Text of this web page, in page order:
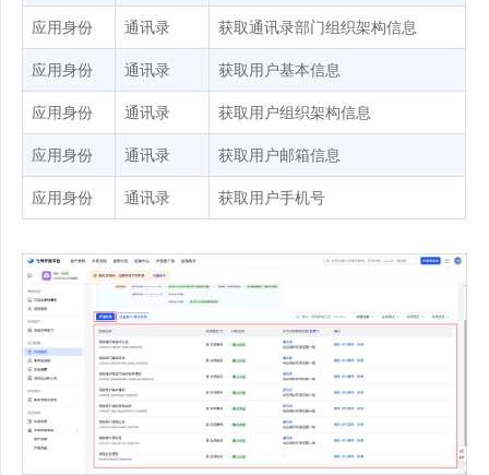
应用身份 通讯录 获取通讯录部门组织架构信息
应用身份 通讯录 获取用户基本信息
应用身份 通讯录 获取用户组织架构信息
应用身份 通讯录 获取用户邮箱信息
应用身份 通讯录 获取用户手机号